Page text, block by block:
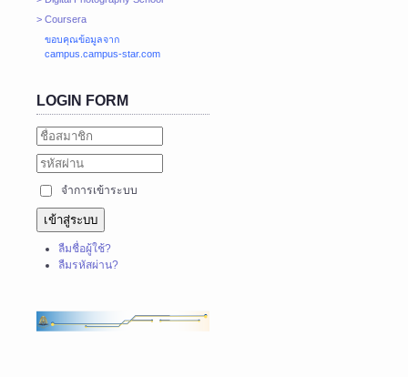
> Coursera
ขอบคุณข้อมูลจาก
campus.campus-star.com
LOGIN FORM
จำการเข้าระบบ
เข้าสู่ระบบ
ลืมชื่อผู้ใช้?
ลืมรหัสผ่าน?